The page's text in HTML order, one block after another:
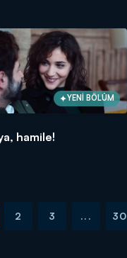
YENİ BÖLÜM
hamile!
2 3 ... 30